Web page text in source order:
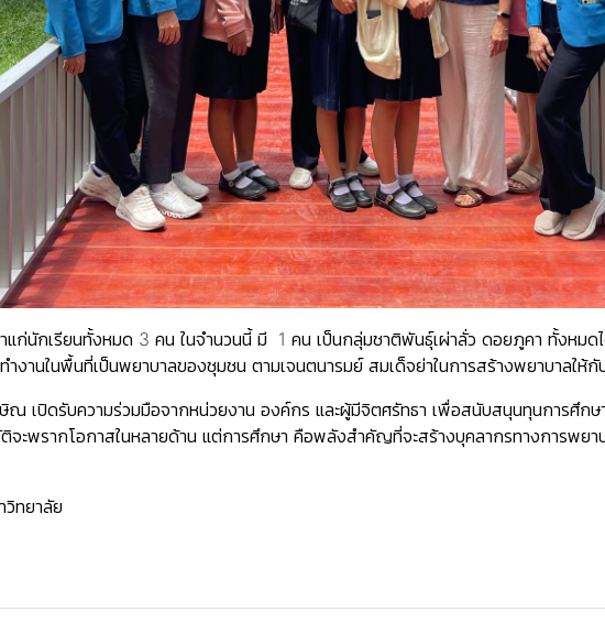
แก่นักเรียนทั้งหมด 3 คน ในจำนวนนี้ มี 1 คน เป็นกลุ่มชาติพันธุ์เผ่าลั่ว ดอยภูคา ทั้งหมด
ำงานในพื้นที่เป็นพยาบาลของชุมชน ตามเจนตนารมย์ สมเด็จย่าในการสร้างพยาบาลให้
เปิดรับความร่วมมือจากหน่วยงาน องค์กร และผู้มีจิตศรัทธา เพื่อสนับสนุนทุนการศึกษา
จะพรากโอกาสในหลายด้าน แต่การศึกษา คือพลังสำคัญที่จะสร้างบุคลากรทางการพย
วิทยาลัย